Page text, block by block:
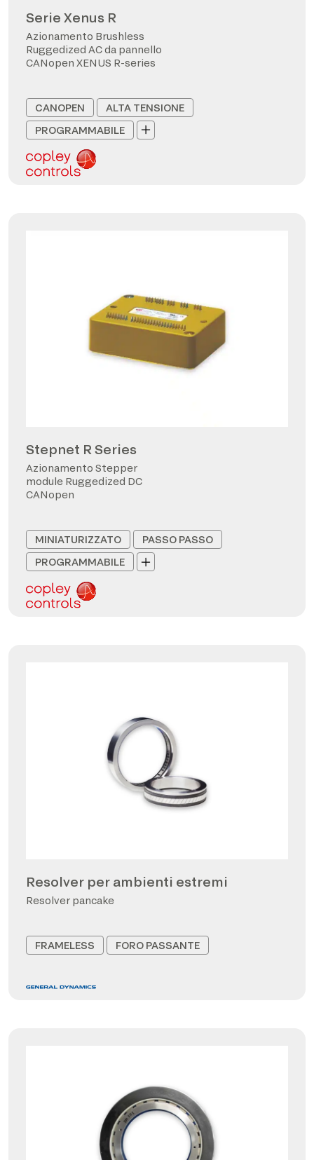
Serie Xenus R
Azionamento Brushless
Ruggedized AC da pannello
CANopen XENUS R-series
CANOPEN
ALTA TENSIONE
PROGRAMMABILE
Stepnet R Series
Azionamento Stepper
module Ruggedized DC
CANopen
MINIATURIZZATO
PASSO PASSO
PROGRAMMABILE
Resolver per ambienti estremi
Resolver pancake
FRAMELESS FORO PASSANTE